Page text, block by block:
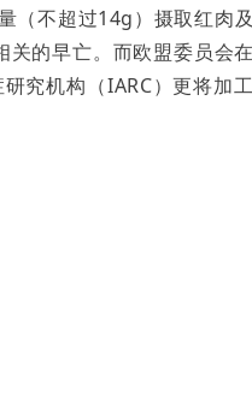
（不超过14g）摄取红肉
的早亡。而欧盟委员会
究机构（IARC）更将加